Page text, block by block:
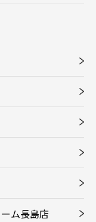
ム長島店